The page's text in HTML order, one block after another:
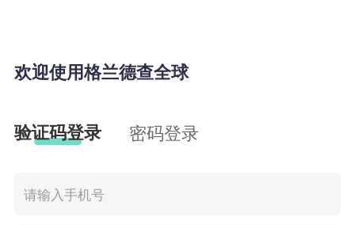
欢迎使用格兰德查全球
验证码登录 密码登录